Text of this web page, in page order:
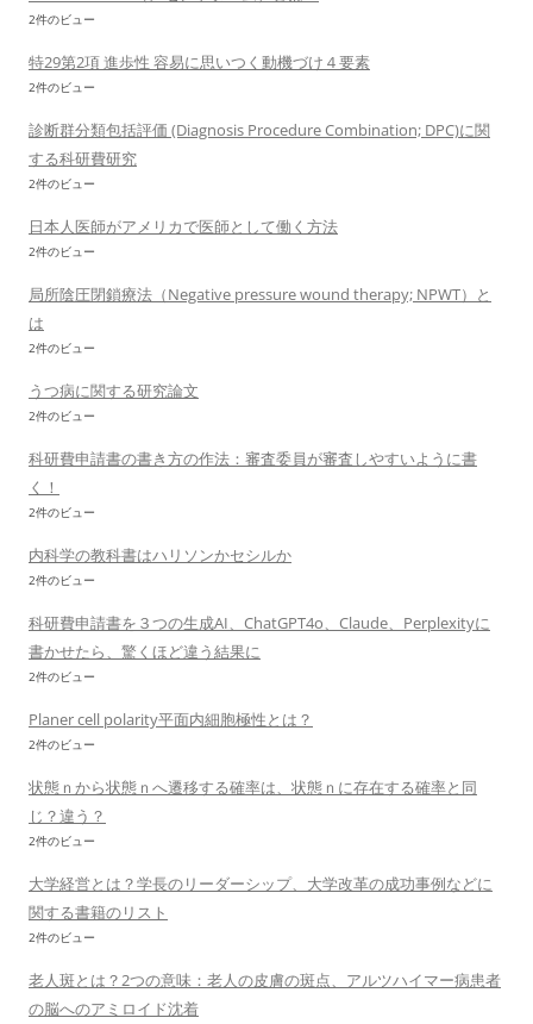
2件のビュー
特29第2項 進歩性 容易に思いつく動機づけ４要素
2件のビュー
診断群分類包括評価 (Diagnosis Procedure Combination; DPC)に関
する科研費研究
2件のビュー
日本人医師がアメリカで医師として働く方法
2件のビュー
局所陰圧閉鎖療法（Negative pressure wound therapy; NPWT）と
は
2件のビュー
うつ病に関する研究論文
2件のビュー
科研費申請書の書き方の作法：審査委員が審査しやすいように書
く！
2件のビュー
内科学の教科書はハリソンかセシルか
2件のビュー
科研費申請書を３つの生成AI、ChatGPT4o、Claude、Perplexityに
書かせたら、驚くほど違う結果に
2件のビュー
Planer cell polarity平面内細胞極性とは？
2件のビュー
状態ｎから状態ｎへ遷移する確率は、状態ｎに存在する確率と同
じ？違う？
2件のビュー
大学経営とは？学長のリーダーシップ、大学改革の成功事例などに
関する書籍のリスト
2件のビュー
老人斑とは？2つの意味：老人の皮膚の斑点、アルツハイマー病患者
の脳へのアミロイド沈着